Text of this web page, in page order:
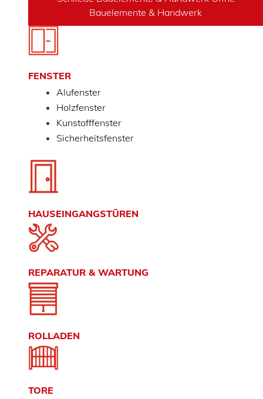
Bauelemente & Handwerk
FENSTER
Alufenster
Holzfenster
Kunstofffenster
Sicherheitsfenster
HAUSEINGANGSTÜREN
REPARATUR & WARTUNG
ROLLADEN
TORE